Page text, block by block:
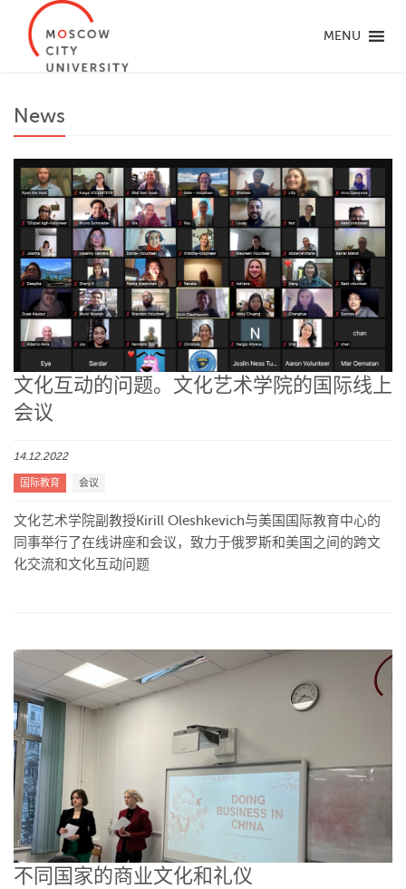
MENU
News
文化互动的问题。文化艺术学院的国际线上
会议
14.12.2022
国际教育 会议
文化艺术学院副教授Kirill Oleshkevich与美国国际教育中心的
同事举行了在线讲座和会议，致力于俄罗斯和美国之间的跨文
化交流和文化互动问题
不同国家的商业文化和礼仪